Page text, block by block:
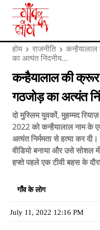
होम राजनीति
कन्हैयालाल
का अत्यंत निंदनीय...
कन्हैयालाल की क्रूर
गठजोड़ का अत्यंत
दो मुस्लिम युवकों, मुहम्मद
2022 को कन्हैयालाल नाम के
अत्यंत निर्ममता से हत्या कर
वीडियो बनाया और उसे सोशल
हफ्ते पहले एक टीवी बहस के
गाँव के लोग
July 11, 2022 12:16 PM